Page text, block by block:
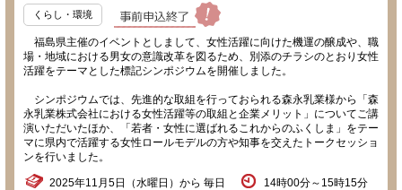
くらし・環境
福島県主催のイベントとしまして、女性活躍に向けた機運の醸成や、職
場・地域における男女の意識改革を図るため、別添のチラシのとおり女性
活躍をテーマとした標記シンポジウムを開催しました。
シンポジウムでは、先進的な取組を行っておられる森永乳業様から「森
永乳業株式会社における女性活躍等の取組と企業メリット」についてご講
演いただいたほか、「若者・女性に選ばれるこれからのふくしま」をテー
マに県内で活躍する女性ロールモデルの方や知事を交えたトークセッショ
ンを行いました。
2025年11月5日（水曜日）から 毎日 14時00分～15時15分